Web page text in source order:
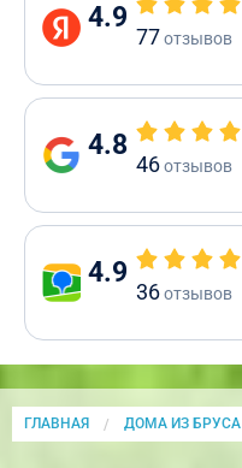
4.9
77отзывов
4.8
46отзывов
4.9
36отзывов
ГЛАВНАЯ ДОМА ИЗ БРУСА